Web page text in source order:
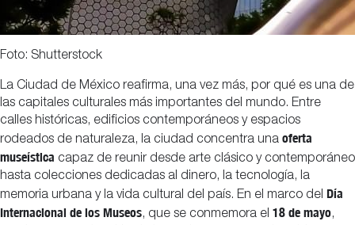
Foto: Shutterstock
La Ciudad de México reafirma, una vez más, por qué es una de
las capitales culturales más importantes del mundo. Entre
calles históricas, edificios contemporáneos y espacios
rodeados de naturaleza, la ciudad concentra una oferta
museística capaz de reunir desde arte clásico y contemporáneo
hasta colecciones dedicadas al dinero, la tecnología, la
memoria urbana y la vida cultural del país. En el marco del Día
Internacional de los Museos, que se conmemora el 18 de mayo,